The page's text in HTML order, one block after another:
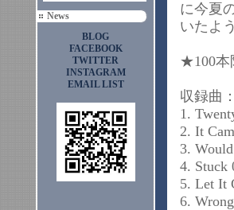
News
BLOG
FACEBOOK
TWITTER
INSTAGRAM
EMAIL LIST
に今夏
いたよ
★100
収録曲：
1.
2. It
3.
4. Stuck
5. Let It
6.